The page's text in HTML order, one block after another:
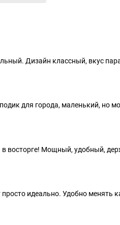
Дизайн классный, вкус
для города, маленький, но
восторге! Мощный, удобный,
идеально. Удобно менять